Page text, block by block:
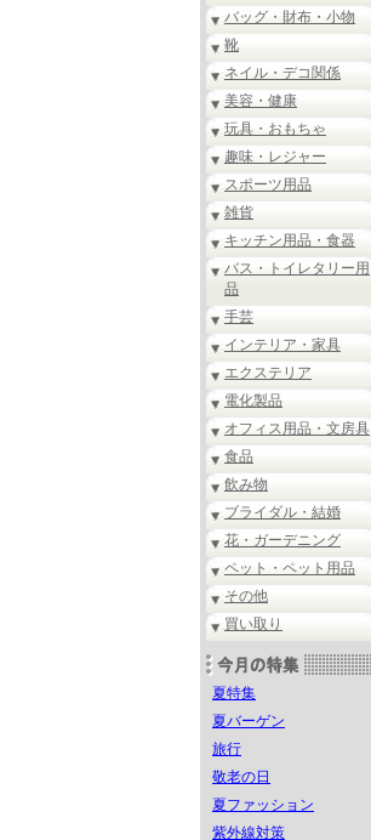
バッグ・財布・小物
靴
ネイル・デコ関係
美容・健康
玩具・おもちゃ
趣味・レジャー
スポーツ用品
雑貨
キッチン用品・食器
バス・トイレタリー用
品
手芸
インテリア・家具
エクステリア
電化製品
オフィス用品・文房具
食品
飲み物
ブライダル・結婚
花・ガーデニング
ペット・ペット用品
その他
買い取り
夏特集
夏バーゲン
旅行
敬老の日
夏ファッション
紫外線対策